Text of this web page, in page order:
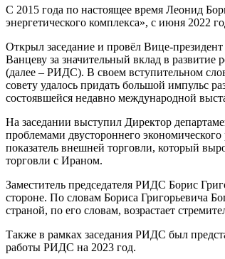
С 2015 года по настоящее время Леонид
энергетического комплекса», с июня 2022
Открыл заседание и провёл Вице-
Ванцеву за значительный вклад в развитие
(далее – РИДС). В своем вступительном
совету удалось придать большой импульс
состоявшейся недавно международной
На заседании выступил Директор
проблемами двустороннего
показатель внешней торговли, который
торговли с Ираном.
Заместитель председателя РИДС Борис
стороне. По словам Бориса Григорьевича
страной, по его словам, возрастает
Также в рамках заседания РИДС был
работы РИДС на 2023 год.